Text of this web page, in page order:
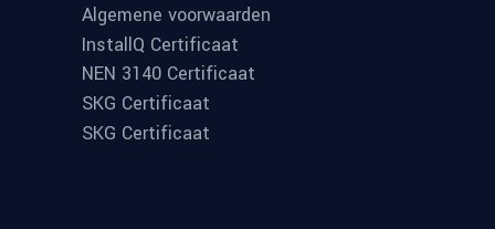
Algemene voorwaarden
InstallQ Certificaat
NEN 3140 Certificaat
SKG Certificaat
SKG Certificaat